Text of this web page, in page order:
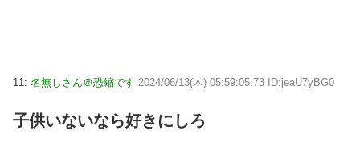
11: 名無しさん＠恐縮です 2024/06/13(木) 05:59:05.73 ID:jeaU7yBG0
子供いないなら好きにしろ